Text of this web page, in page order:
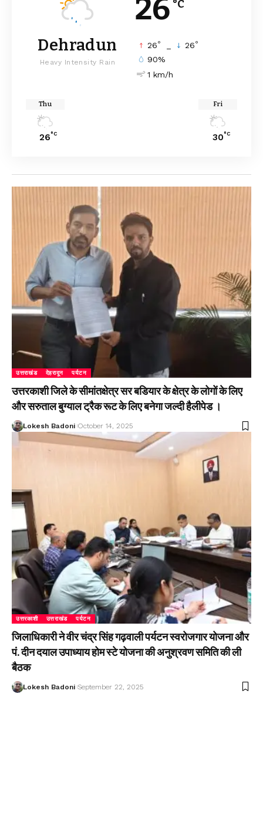
26 °C
Dehradun
Heavy Intensity Rain
26° 26°
90%
1 km/h
Thu
26°C
Fri
30°C
उत्तराखंड देहरादून पर्यटन
उत्तरकाशी जिले के सीमांतक्षेत्र सर बडियार के क्षेत्र के लोगों के लिए
और सरुताल बुग्याल ट्रैक रूट के लिए बनेगा जल्दी हैलीपेड ।
Lokesh Badoni October 14, 2025
उत्तरकाशी उत्तराखंड पर्यटन
जिलाधिकारी ने वीर चंद्र सिंह गढ़वाली पर्यटन स्वरोजगार योजना और
पं. दीन दयाल उपाध्याय होम स्टे योजना की अनुश्रवण समिति की ली
बैठक
Lokesh Badoni September 22, 2025